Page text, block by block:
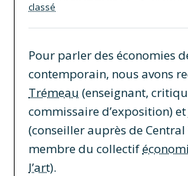
classé
Pour parler des économies
contemporain, nous avons
Trémeau (enseignant,
commissaire d’exposition)
(conseiller auprès de
membre du collectif
l’art).